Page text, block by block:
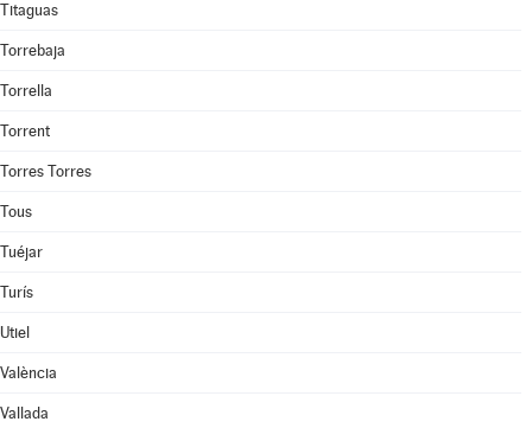
Titaguas
Torrebaja
Torrella
Torrent
Torres Torres
Tous
Tuéjar
Turís
Utiel
València
Vallada